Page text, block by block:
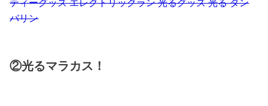
ティーグッズ エレクトリックラン 光るグッズ 光る タン
バリン
②光るマラカス！